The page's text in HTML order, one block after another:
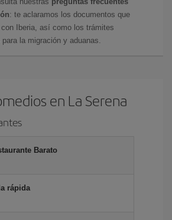
: te aclaramos los documentos que
Iberia, así como los trámites
la migración y aduanas.
en La Serena
Barato
rápida